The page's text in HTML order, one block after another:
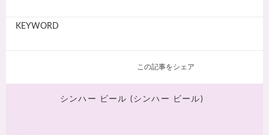
KEYWORD
この記事をシェア
シンハー ビール (シンハー ビール)